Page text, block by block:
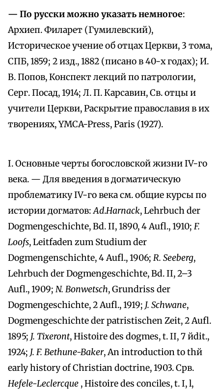
— По pycски можно указать немногое:
Архиеп. Филарет (Гумилевский),
Историческое учение об отцах Церкви, 3 тома,
СПБ, 1859; 2 изд., 1882 (писано в 40-х годах); И.
В. Попов, Конспект лекций по патрологии,
Серг. Посад, 1914; Л. П. Карсавин, Св. отцы и
учители Церкви, Раскрытие православия в их
творениях, YMCA-Press, Paris (1927).
I. Основные черты богословской жизни IV-го
века. — Для введения в догматическую
проблематику IV-гo века см. общие курсы по
истории догматов:Ad.Harnack, Lehrbuch der
Dogmengeschichte, Bd. II, 1890, 4 Aufl., 1910; F.
Loofs, Leitfaden zum Studium der
Dogmengenschichte, 4 Aufl., 1906; R. Seeberg,
Lehrbuch der Dogmengeschichte, Bd. II, 2–3
Aufl., 1909; N. Bonwetsch, Grundriss der
Dogmengeschichte, 2 Aufl., 1919; J. Schwane,
Dogmengeschichte der patristischen Zeit, 2 Aufl.
1895; J. Tixeront, Histoire des dogmes, t. II, 7 йdit.,
1924; J. F. Bethune-Baker, An introduction to thй
early history of Christian doctrine, 1903. Срв.
Hefele-Leclercque , Histoire des conciles, t. I, l,